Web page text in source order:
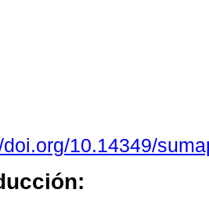
10.14349/